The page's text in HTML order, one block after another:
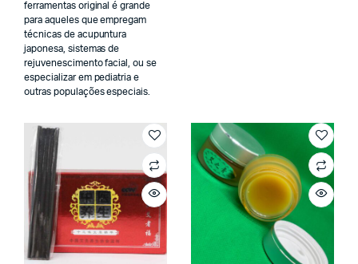
ferramentas original é grande
para aqueles que empregam
técnicas de acupuntura
japonesa, sistemas de
rejuvenescimento facial, ou se
especializar em pediatria e
outras populações especiais.